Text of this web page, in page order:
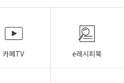
카페TV e레시피북